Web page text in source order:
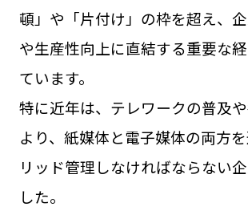
頓」や「片付け」の枠を超え、
や生産性向上に直結する重要な
ています。
特に近年は、テレワークの普及
より、紙媒体と電子媒体の両方
リッド管理しなければならない
した。